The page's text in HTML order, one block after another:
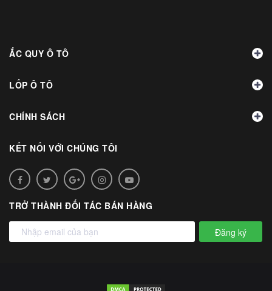
ẮC QUY Ô TÔ
LỐP Ô TÔ
CHÍNH SÁCH
KẾT NỐI VỚI CHÚNG TÔI
TRỞ THÀNH ĐỐI TÁC BÁN HÀNG
Đăng ký